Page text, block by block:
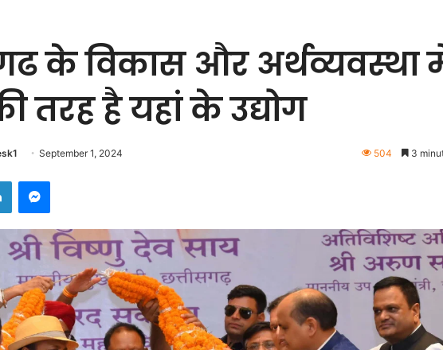
के विकास और अर्थव्यवस्था
तरह है यहां के उद्योग
September 1, 2024 504 3
LinkedInMessenger